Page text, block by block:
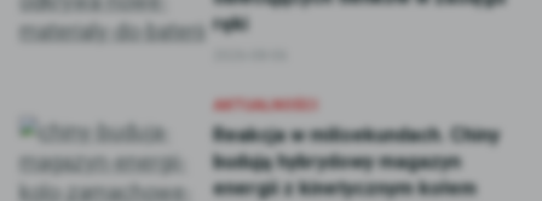
ręki
Reakcja w milisekundach. Chiny
budują hybrydowy magazyn
energii z kinetycznym kołem